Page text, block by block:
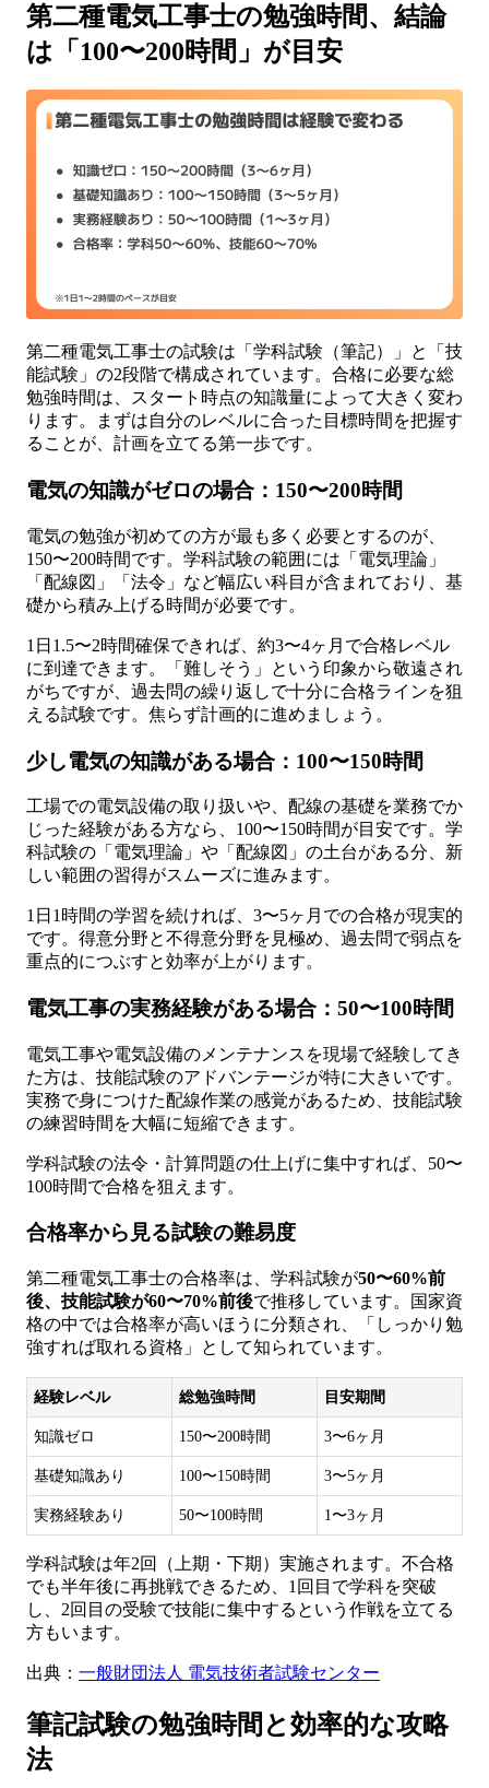
第二種電気工事士の勉強時間、結論
は「100〜200時間」が目安
第二種電気工事士の試験は「学科試験（筆記）」と「技
能試験」の2段階で構成されています。合格に必要な総
勉強時間は、スタート時点の知識量によって大きく変わ
ります。まずは自分のレベルに合った目標時間を把握す
ることが、計画を立てる第一歩です。
電気の知識がゼロの場合：150〜200時間
電気の勉強が初めての方が最も多く必要とするのが、
150〜200時間です。学科試験の範囲には「電気理論」
「配線図」「法令」など幅広い科目が含まれており、基
礎から積み上げる時間が必要です。
1日1.5〜2時間確保できれば、約3〜4ヶ月で合格レベル
に到達できます。「難しそう」という印象から敬遠され
がちですが、過去問の繰り返しで十分に合格ラインを狙
える試験です。焦らず計画的に進めましょう。
少し電気の知識がある場合：100〜150時間
工場での電気設備の取り扱いや、配線の基礎を業務でか
じった経験がある方なら、100〜150時間が目安です。学
科試験の「電気理論」や「配線図」の土台がある分、新
しい範囲の習得がスムーズに進みます。
1日1時間の学習を続ければ、3〜5ヶ月での合格が現実的
です。得意分野と不得意分野を見極め、過去問で弱点を
重点的につぶすと効率が上がります。
電気工事の実務経験がある場合：50〜100時間
電気工事や電気設備のメンテナンスを現場で経験してき
た方は、技能試験のアドバンテージが特に大きいです。
実務で身につけた配線作業の感覚があるため、技能試験
の練習時間を大幅に短縮できます。
学科試験の法令・計算問題の仕上げに集中すれば、50〜
100時間で合格を狙えます。
合格率から見る試験の難易度
第二種電気工事士の合格率は、学科試験が50〜60%前
後、技能試験が60〜70%前後で推移しています。国家資
格の中では合格率が高いほうに分類され、「しっかり勉
強すれば取れる資格」として知られています。
経験レベル 総勉強時間 目安期間
知識ゼロ 150〜200時間 3〜6ヶ月
基礎知識あり 100〜150時間 3〜5ヶ月
実務経験あり 50〜100時間 1〜3ヶ月
学科試験は年2回（上期・下期）実施されます。不合格
でも半年後に再挑戦できるため、1回目で学科を突破
し、2回目の受験で技能に集中するという作戦を立てる
方もいます。
出典： 一般財団法人 電気技術者試験センター
筆記試験の勉強時間と効率的な攻略
法